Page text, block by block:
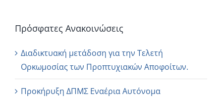
Πρόσφατες Ανακοινώσεις
Διαδικτυακή μετάδοση για την Τελετή
Ορκωμοσίας των Προπτυχιακών Αποφοίτων.
Προκήρυξη ΔΠΜΣ Εναέρια Αυτόνομα